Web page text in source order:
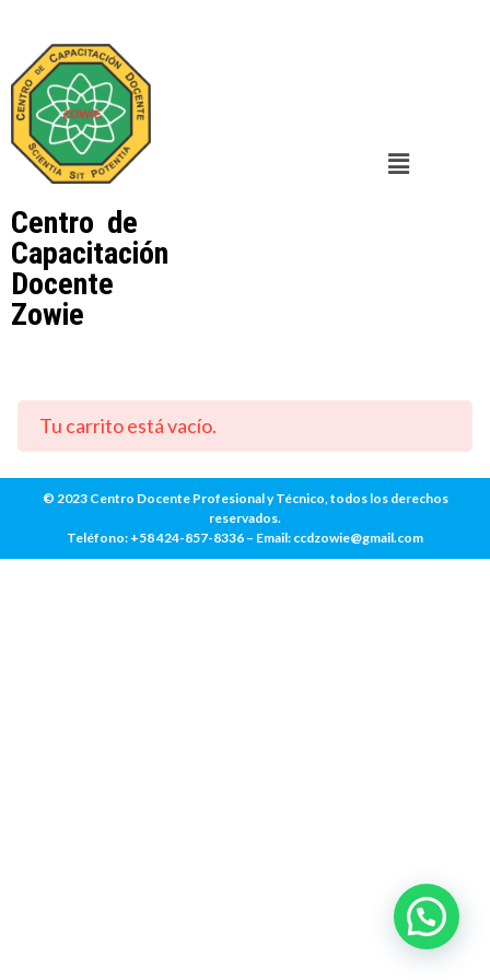
Centro de
Capacitación
Docente
Zowie
Tu carrito está vacío.
© 2023 Centro Docente Profesional y Técnico, todos los derechos
reservados.
Teléfono: +58 424-857-8336 – Email: ccdzowie@gmail.com